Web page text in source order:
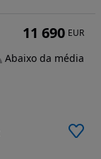
11 690 EUR
Abaixo da média